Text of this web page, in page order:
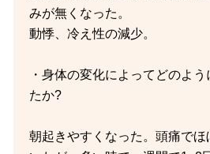
みが無くなった。
動悸、冷え性の減少。
・身体の変化によってどのよ
たか?
朝起きやすくなった。頭痛でほ